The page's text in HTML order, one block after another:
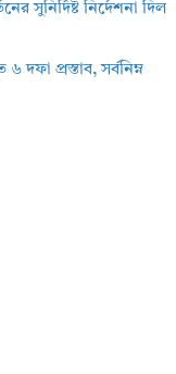
সুনির্দিষ্ট নির্দেশনা দিল
দফা প্রস্তাব, সর্বনিম্ন